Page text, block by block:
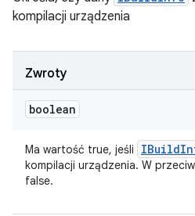
kompilacji urządzenia
Zwroty
boolean
Ma wartość true, jeśli IBuild
kompilacji urządzenia. W
false.